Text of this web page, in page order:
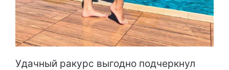
Удачный ракурс выгодно подчеркнул